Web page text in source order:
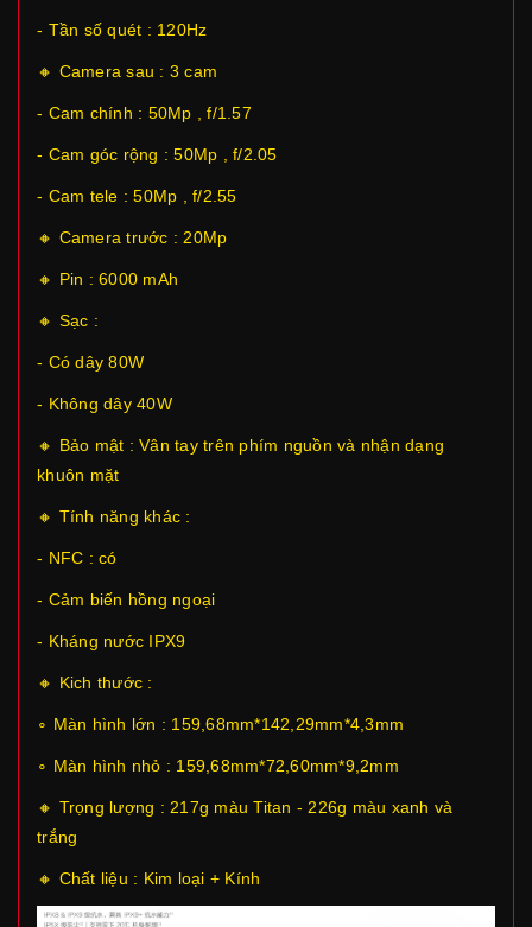
- Tần số quét : 120Hz
🔸 Camera sau : 3 cam
- Cam chính : 50Mp , f/1.57
- Cam góc rộng : 50Mp , f/2.05
- Cam tele : 50Mp , f/2.55
🔸 Camera trước : 20Mp
🔸 Pin : 6000 mAh
🔸 Sạc :
- Có dây 80W
- Không dây 40W
🔸 Bảo mật : Vân tay trên phím nguồn và nhận dạng
khuôn mặt
🔸 Tính năng khác :
- NFC : có
- Cảm biến hồng ngoại
- Kháng nước IPX9
🔸 Kich thước :
∘ Màn hình lớn : 159,68mm*142,29mm*4,3mm
∘ Màn hình nhỏ : 159,68mm*72,60mm*9,2mm
🔸 Trọng lượng : 217g màu Titan - 226g màu xanh và
trắng
🔸 Chất liệu : Kim loại + Kính